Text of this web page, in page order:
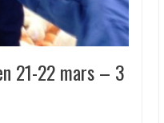
21-22 mars – 3